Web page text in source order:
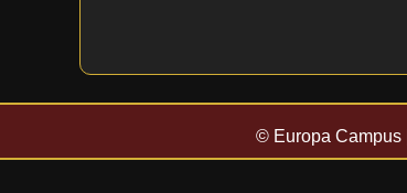
© Europa Campus |